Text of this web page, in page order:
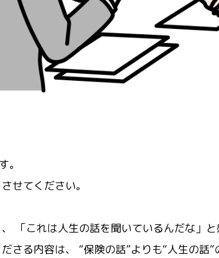
。
せてください。
「これは人生の話を聞いているんだな」と
さる内容は、 “保険の話”よりも“人生の話”